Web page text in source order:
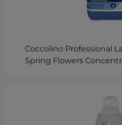
Coccolino Professional
Spring Flowers